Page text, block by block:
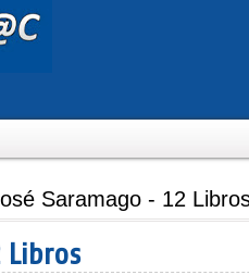
Saramago - 12
Libros